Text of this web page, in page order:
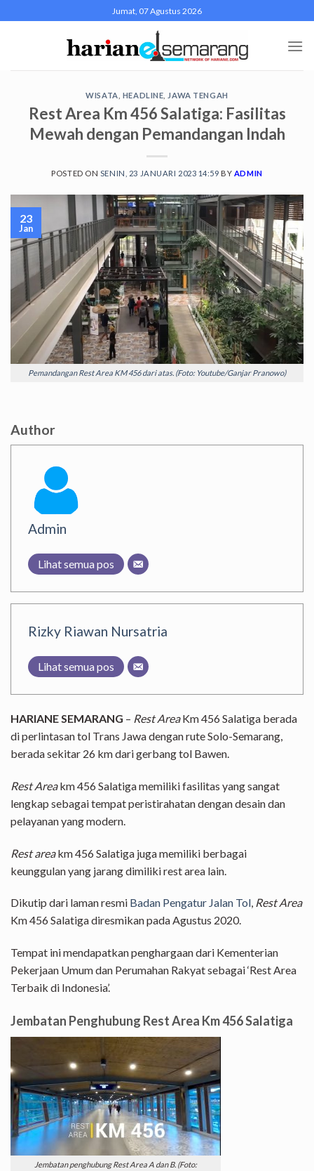
to
Jumat, 07 Agustus 2026
WISATA HEADLINE JAWA TENGAH
Rest Area Km 456 Salatiga: Fasilitas
Mewah dengan Pemandangan Indah
POSTED ON SENIN, 23 JANUARI 2023 14:59 BY ADMIN
Pemandangan Rest Area KM 456 dari atas. (Foto: Youtube/Ganjar Pranowo)
23
Jan
Author
Admin
Lihat semua pos
Rizky Riawan Nursatria
Lihat semua pos
HARIANE SEMARANG – Rest AreaKm 456 Salatiga berada
di perlintasan tol Trans Jawa dengan rute Solo-Semarang,
berada sekitar 26 km dari gerbang tol Bawen.
Rest Areakm 456 Salatiga memiliki fasilitas yang sangat
lengkap sebagai tempat peristirahatan dengan desain dan
pelayanan yang modern.
Rest areakm 456 Salatiga juga memiliki berbagai
keunggulan yang jarang dimiliki rest area lain.
Dikutip dari laman resmi Badan Pengatur Jalan Tol, Rest Area
Km 456 Salatiga diresmikan pada Agustus 2020.
Tempat ini mendapatkan penghargaan dari Kementerian
Pekerjaan Umum dan Perumahan Rakyat sebagai ‘Rest Area
Terbaik di Indonesia’.
Jembatan Penghubung Rest Area Km 456 Salatiga
Jembatan penghubung Rest Area A dan B. (Foto: